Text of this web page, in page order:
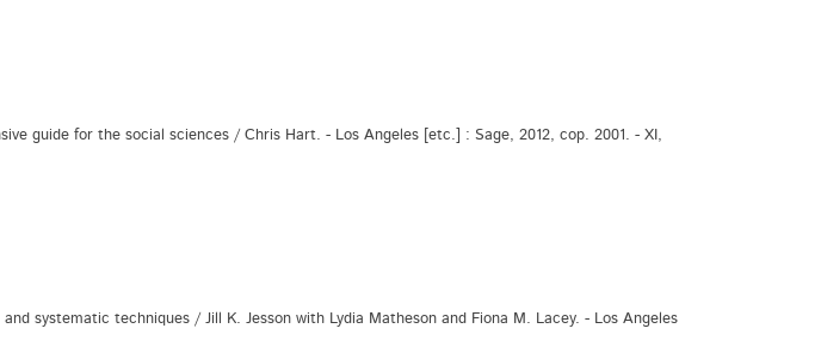
for the social sciences / Chris Hart. - Los Angeles [etc.] : Sage, 2012, cop. 2001. - XI,
techniques / Jill K. Jesson with Lydia Matheson and Fiona M. Lacey. - Los Angeles